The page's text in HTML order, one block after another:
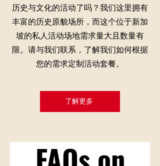
历史与文化的活动了吗？我们这里拥有
丰富的历史原貌场所，而这个位于新加
坡的私人活动场地需求量大且数量有
限。请与我们联系，了解我们如何根据
您的需求定制活动套餐。
了解更多